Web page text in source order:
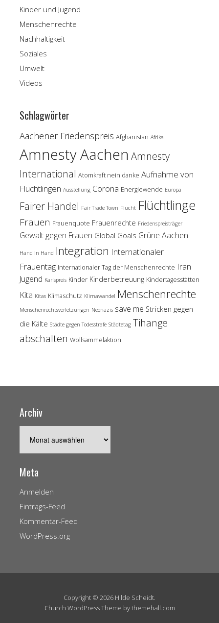
Kinder und Jugend
Menschenrechte
Nachhaltigkeit
Soziales
Umwelt
Videos
Schlagwörter
Aachener Friedenspreis Afghanistan Afrika
Amnesty Aachen Amnesty
International Atomkraft nein danke Aufnahme von
Flüchtlingen Ausstellung Corona Energiewende Europa
Fairer Handel Fair Trade Town Flucht Flüchtlinge
Frauen Frauenquote Frauenrechte Friedenspreisträger
Gewalt gegen Frauen Global Goals Grüne Aachen
Hand in Hand Integration Internationaler
Frauentag Internationaler Tag der Menschenrechte Iran
Jugend Karlspreis Kinder Kinderbetreuung Kindertagesstätten
Kita Kitas Klimaschutz Klimawandel Menschenrechte
Menschenrechtsverletzungen Neonazis save me Stricken gegen
die Kälte Städte gegen Todesstrafe Städtetag Tihange
abschalten Wollsammelaktion
Archiv
Meta
Anmelden
Eintrags-Feed
Kommentar-Feed
WordPress.org
Copyright © 2026 Hilde Scheidt.
Church WordPress Theme by themehall.com